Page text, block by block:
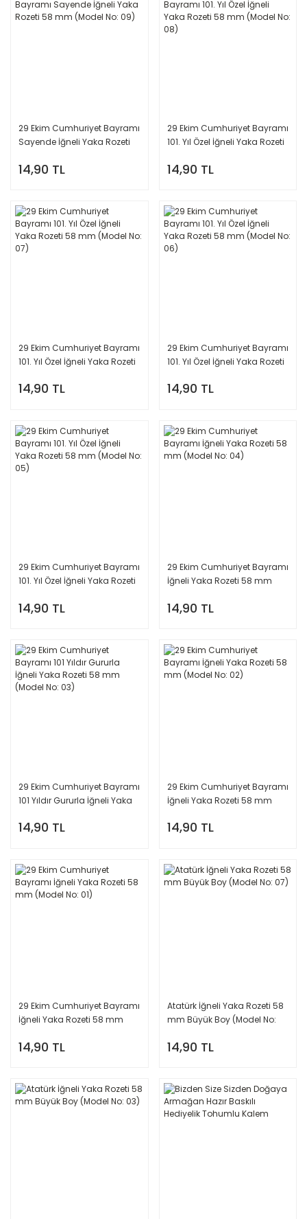
29 Ekim Cumhuriyet Bayramı
Sayende İğneli Yaka Rozeti
14,90 TL
29 Ekim Cumhuriyet Bayramı
101. Yıl Özel İğneli Yaka Rozeti
14,90 TL
29 Ekim Cumhuriyet Bayramı
101. Yıl Özel İğneli Yaka Rozeti
14,90 TL
29 Ekim Cumhuriyet Bayramı
101. Yıl Özel İğneli Yaka Rozeti
14,90 TL
29 Ekim Cumhuriyet Bayramı
101. Yıl Özel İğneli Yaka Rozeti
14,90 TL
29 Ekim Cumhuriyet Bayramı
İğneli Yaka Rozeti 58 mm
14,90 TL
29 Ekim Cumhuriyet Bayramı
101 Yıldır Gururla İğneli Yaka
14,90 TL
29 Ekim Cumhuriyet Bayramı
İğneli Yaka Rozeti 58 mm
14,90 TL
29 Ekim Cumhuriyet Bayramı
İğneli Yaka Rozeti 58 mm
14,90 TL
Atatürk İğneli Yaka Rozeti 58
mm Büyük Boy (Model No:
14,90 TL